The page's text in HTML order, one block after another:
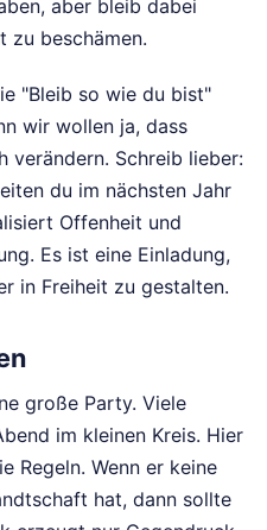
aber bleib dabei
zu beschämen.
"Bleib so wie du bist"
wir wollen ja, dass
verändern. Schreib lieber:
du im nächsten Jahr
Offenheit und
Es ist eine Einladung,
in Freiheit zu gestalten.
große Party. Viele
im kleinen Kreis. Hier
Regeln. Wenn er keine
hat, dann sollte